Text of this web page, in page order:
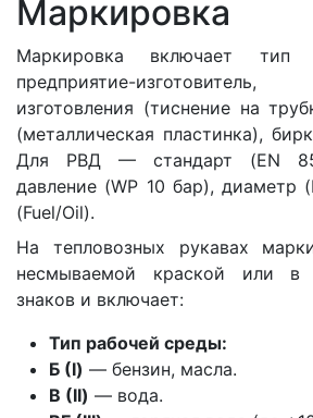
Маркировка
Маркировка включает тип
предприятие-
изготовления (тиснение на
(металлическая пластинка),
Для РВД — стандарт (EN
давление (WP 10 бар), диаметр
(Fuel/Oil).
На тепловозных рукавах
несмываемой краской или в
знаков и включает:
Тип рабочей среды:
Б (I) — бензин, масла.
В (II) — вода.